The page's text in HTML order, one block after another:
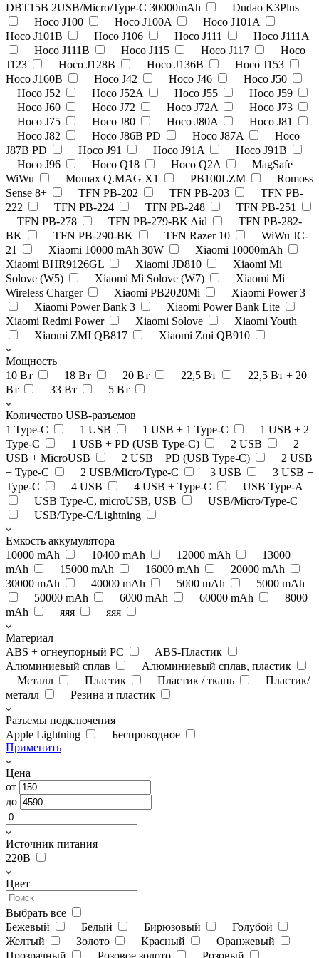
DBT15B 2USB/Micro/Type-C 30000mAh
Dudao K3Plus
Hoco J100
Hoco J100A
Hoco J101A
Hoco J101B
Hoco J106 Hoco J111
Hoco J111A
Hoco J111B
Hoco J115 Hoco J117
Hoco
J123
Hoco J128B Hoco J136B
Hoco J153
Hoco J160B
Hoco J42 Hoco J46
Hoco J50
Hoco J52
Hoco J52A Hoco J55
Hoco J59
Hoco J60
Hoco J72 Hoco J72A
Hoco J73
Hoco J75
Hoco J80 Hoco J80A
Hoco J81
Hoco J82
Hoco J86B PD Hoco J87A
Hoco
J87B PD
Hoco J91 Hoco J91A
Hoco J91B
Hoco J96
Hoco Q18 Hoco Q2A
MagSafe
WiWu
Momax Q.MAG X1 PB100LZM
Romoss
Sense 8+
TFN PB-202 TFN PB-203
TFN PB-
222
TFN PB-224 TFN PB-248
TFN PB-251
TFN PB-278
TFN PB-279-BK Aid
TFN PB-282-
BK
TFN PB-290-BK TFN Razer 10
WiWu JC-
21
Xiaomi 10000 mAh 30W
Xiaomi 10000mAh
Xiaomi BHR9126GL
Xiaomi JD810
Xiaomi Mi
Solove (W5)
Xiaomi Mi Solove (W7)
Xiaomi Mi
Wireless Charger
Xiaomi PB2020Mi
Xiaomi Power 3
Xiaomi Power Bank 3
Xiaomi Power Bank Lite
Xiaomi Redmi Power
Xiaomi Solove
Xiaomi Youth
Xiaomi ZMI QB817
Xiaomi Zmi QB910
Мощность
10 Вт
18 Вт 20 Вт 22,5 Вт
22,5 Вт + 20
Вт
33 Вт 5 Вт
Количество USB-разъемов
1 Type-C
1 USB 1 USB + 1 Type-C
1 USB + 2
Type-C
1 USB + PD (USB Type-C) 2 USB
2
USB + MicroUSB
2 USB + PD (USB Type-C)
2 USB
+ Type-C
2 USB/Micro/Type-C 3 USB
3 USB +
Type-C
4 USB 4 USB + Type-C
USB Type-A
USB Type-C, microUSB, USB
USB/Micro/Type-C
USB/Type-C/Lightning
Емкость аккумулятора
10000 mAh
10400 mAh 12000 mAh
13000
mAh
15000 mAh 16000 mAh
20000 mAh
30000 mAh
40000 mAh 5000 mAh
5000 mAh
50000 mAh
6000 mAh 60000 mAh
8000
mAh
яяя яяя
Материал
ABS + огнеупорный PC
ABS-Пластик
Алюминиевый сплав
Алюминиевый сплав, пластик
Металл
Пластик Пластик / ткань
Пластик/
металл
Резина и пластик
Разъемы подключения
Apple Lightning
Беспроводное
Применить
Цена
от
до
Источник питания
220В
Цвет
Выбрать все
Бежевый
Белый Бирюзовый
Голубой
Желтый
Золото Красный
Оранжевый
Прозрачный
Розовое золото Розовый